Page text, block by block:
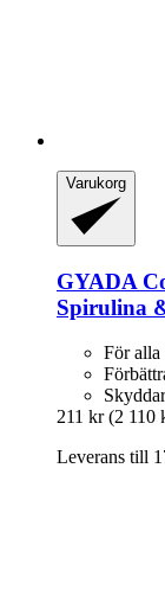
Varukorg
GYADA
Spirulina
För alla
211 kr (2 110
Leverans till